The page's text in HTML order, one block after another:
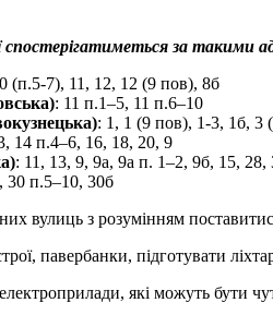
спостерігатиметься за такими
(п.5-7), 11, 12, 12 (9 пов), 8б
: 11 п.1–5, 11 п.6–10
: 1, 1 (9 пов), 1-3, 1б, 3
14 п.4–6, 16, 18, 20, 9
: 11, 13, 9, 9а, 9а п. 1–2, 9б, 15, 28,
30 п.5–10, 30б
вулиць з розумінням
павербанки, підготувати
які можуть бути